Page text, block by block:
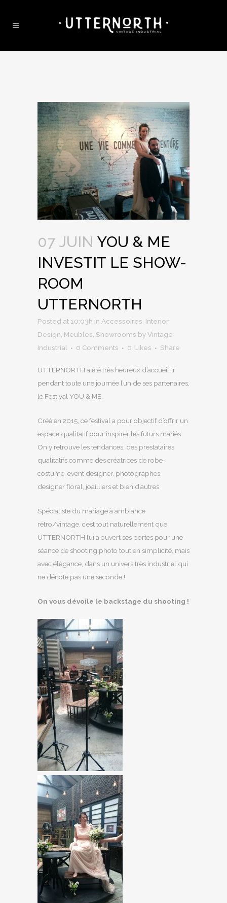
07 JUIN YOU & ME
INVESTIT LE SHOW-
ROOM
UTTERNORTH
Posted at 10:03h in Accessoires Interior
Design Meubles Showrooms byVintage
Industrial
0 Comments 0 Likes Share
UTTERNORTH a été très heureux d’accueillir
pendant toute une journée l’un de ses partenaires,
le Festival YOU & ME.
Créé en 2015, ce festival a pour objectif d’offrir un
espace qualitatif pour inspirer les futurs mariés.
On y retrouve les tendances, des prestataires
qualitatifs comme des créatrices de robe-
costume, event designer, photographes,
designer floral, joailliers et bien d’autres.
Spécialiste du mariage à ambiance
rétro/vintage, c’est tout naturellement que
UTTERNORTH lui a ouvert ses portes pour une
séance de shooting photo tout en simplicité, mais
avec élégance, dans un univers très industriel qui
ne dénote pas une seconde !
On vous dévoile le backstage du shooting !